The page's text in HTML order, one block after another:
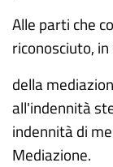
Alle parti che
riconosciuto,
della
all'indennità
indennità di
Mediazione.